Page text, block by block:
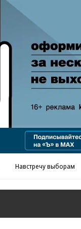
Навстречу выборам